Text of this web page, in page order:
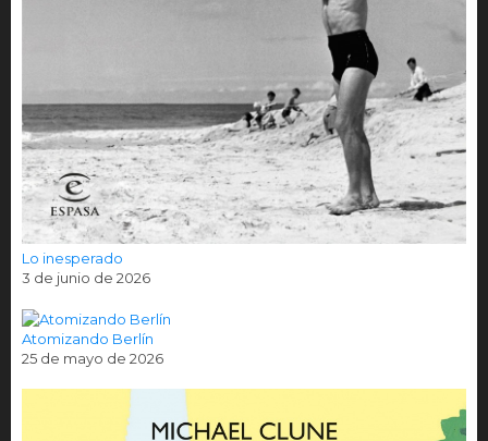
Lo inesperado
3 de junio de 2026
Atomizando Berlín
25 de mayo de 2026